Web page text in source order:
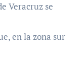
Veracruz se
en la zona sur